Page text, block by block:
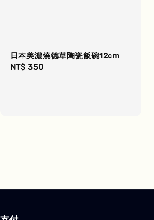
日本美濃燒德草陶瓷飯碗12cm
Regular
NT$ 350